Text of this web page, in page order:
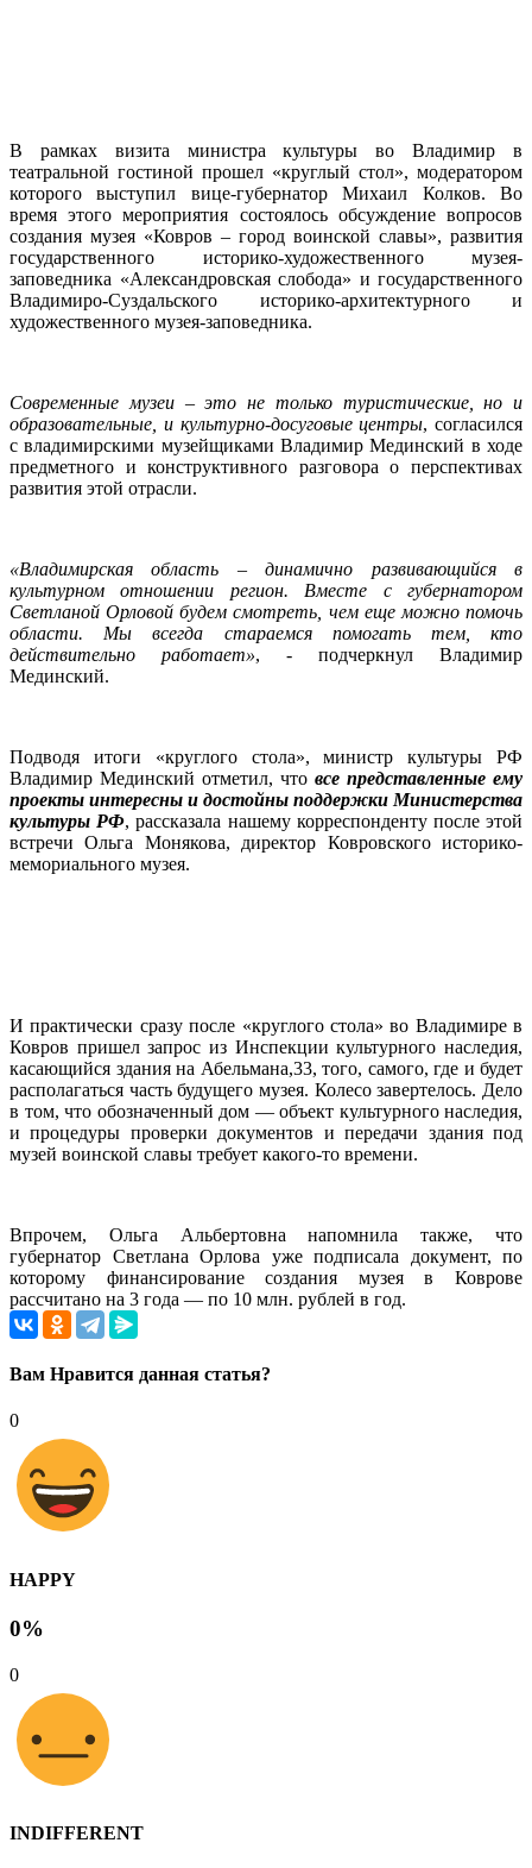
В рамках визита министра культуры во Владимир в
театральной гостиной прошел «круглый стол», модератором
которого выступил вице-губернатор Михаил Колков. Во
время этого мероприятия состоялось обсуждение вопросов
создания музея «Ковров – город воинской славы», развития
государственного историко-художественного музея-
заповедника «Александровская слобода» и государственного
Владимиро-Суздальского историко-архитектурного и
художественного музея-заповедника.
Современные музеи – это не только туристические, но и
образовательные, и культурно-досуговые центры, согласился
с владимирскими музейщиками Владимир Мединский в ходе
предметного и конструктивного разговора о перспективах
развития этой отрасли.
«Владимирская область – динамично развивающийся в
культурном отношении регион. Вместе с губернатором
Светланой Орловой будем смотреть, чем еще можно помочь
области. Мы всегда стараемся помогать тем, кто
действительно работает», - подчеркнул Владимир
Мединский.
Подводя итоги «круглого стола», министр культуры РФ
Владимир Мединский отметил, что все представленные ему
проекты интересны и достойны поддержки Министерства
культуры РФ, рассказала нашему корреспонденту после этой
встречи Ольга Монякова, директор Ковровского историко-
мемориального музея.
И практически сразу после «круглого стола» во Владимире в
Ковров пришел запрос из Инспекции культурного наследия,
касающийся здания на Абельмана,33, того, самого, где и будет
располагаться часть будущего музея. Колесо завертелось. Дело
в том, что обозначенный дом — объект культурного наследия,
и процедуры проверки документов и передачи здания под
музей воинской славы требует какого-то времени.
Впрочем, Ольга Альбертовна напомнила также, что
губернатор Светлана Орлова уже подписала документ, по
которому финансирование создания музея в Коврове
рассчитано на 3 года — по 10 млн. рублей в год.
Вам Нравится данная статья?
0
HAPPY
0%
0
INDIFFERENT